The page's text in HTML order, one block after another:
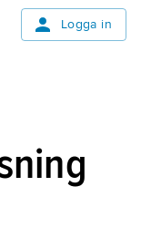
Logga in